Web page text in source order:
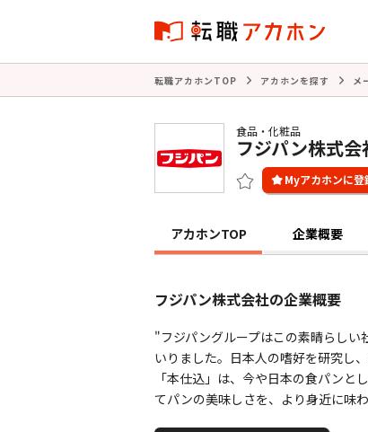
転職アカホンTOP アカホンを探す メ
食品・化粧品
フジパン株式会
アカホンTOP 企業概要
フジパン株式会社の企業概要
"フジパングループはこの素晴らし
いりました。日本人の嗜好を研究し
「本仕込」は、今や日本の食パン
てパンの美味しさを、より身近に味